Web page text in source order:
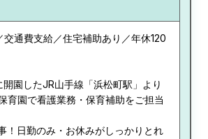
交通費支給／住宅補助あり／年休120
開園したJR山手線「浜松町駅」より
育園で看護業務・保育補助をご担当
！日勤のみ・お休みがしっかりとれ